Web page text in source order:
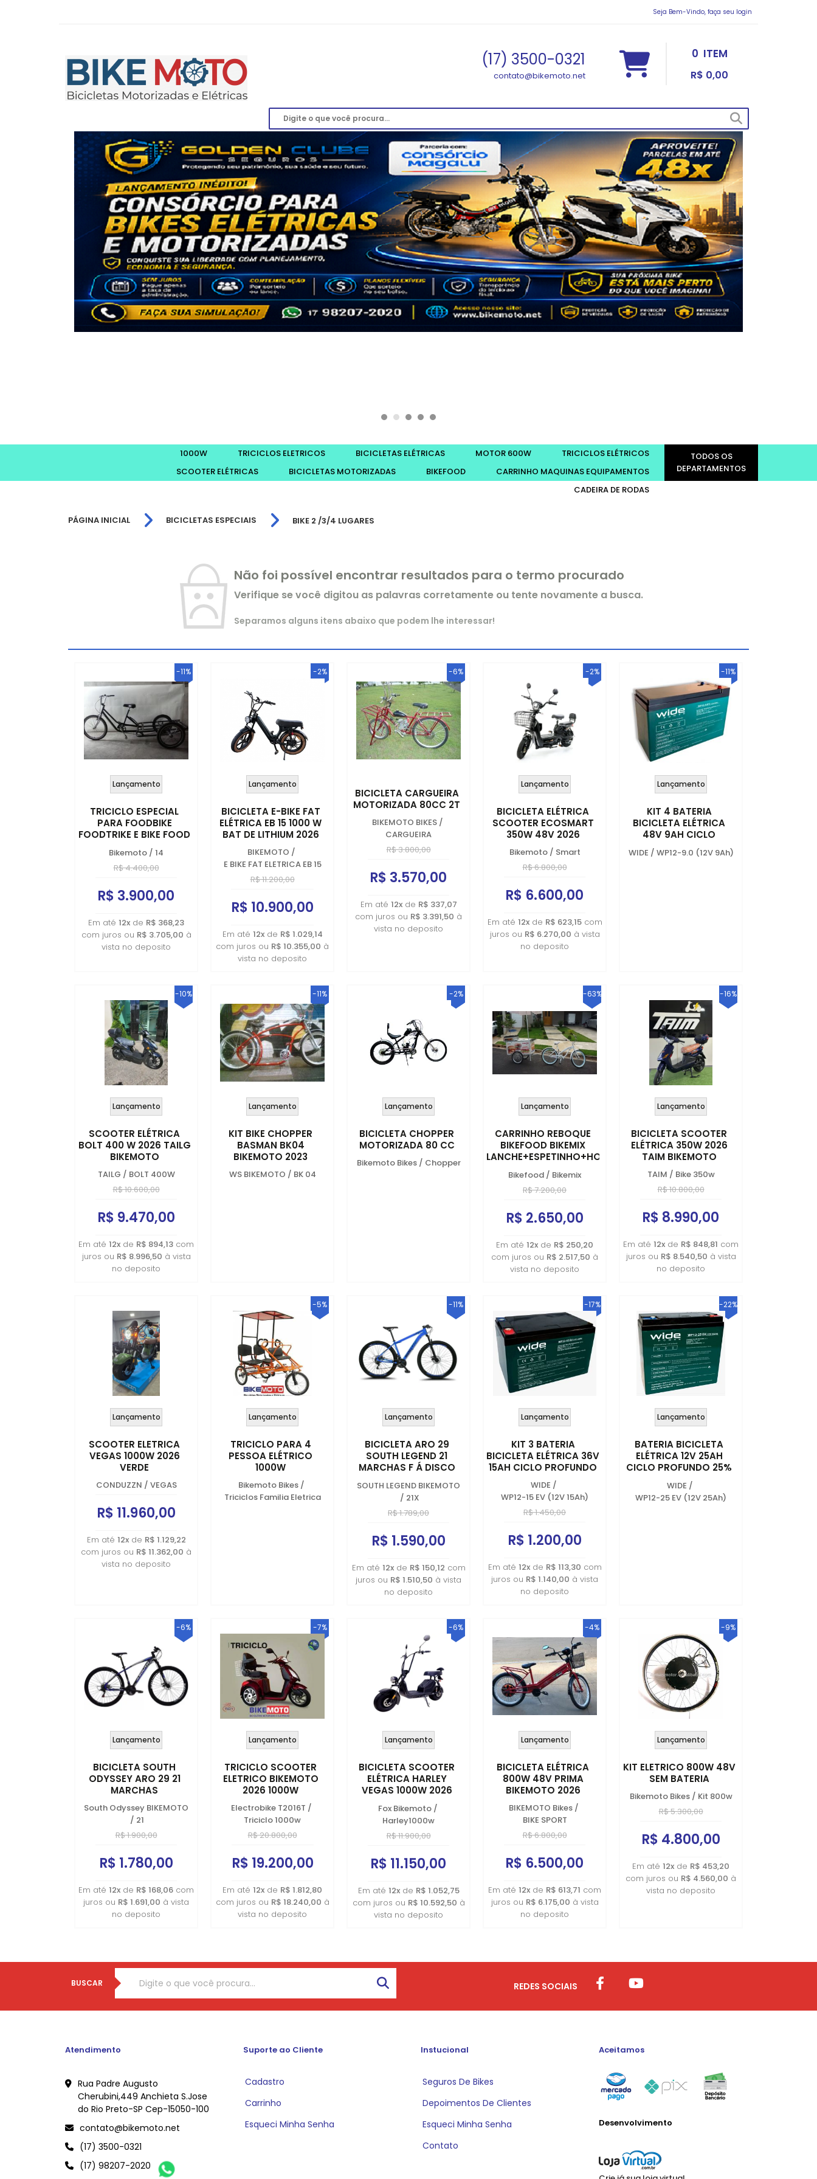
Seja Bem-Vindo, faça seu login
(17) 3500-0321
contato@bikemoto.net
0 ITEM
R$ 0,00
TODOS OS
DEPARTAMENTOS
1000W TRICICLOS ELETRICOS BICICLETAS ELÉTRICAS MOTOR 600W
TRICICLOS ELÉTRICOS
SCOOTER ELÉTRICAS
BICICLETAS MOTORIZADAS BIKEFOOD
CARRINHO MAQUINAS EQUIPAMENTOS
CADEIRA DE RODAS
PÁGINA INICIAL BICICLETAS ESPECIAIS BIKE 2 /3/4 LUGARES
Não foi possível encontrar resultados para o termo procurado
Verifique se você digitou as palavras corretamente ou tente novamente a busca.
Separamos alguns itens abaixo que podem lhe interessar!
-11%
Lançamento
TRICICLO ESPECIAL
PARA FOODBIKE
FOODTRIKE E BIKE FOOD
TRAZEIRA
Bikemoto / 14
R$ 4.400,00
R$ 3.900,00
Em até 12x de R$ 368,23
com juros ou R$ 3.705,00 à
vista no deposito
-2%
Lançamento
BICICLETA E-BIKE FAT
ELÉTRICA EB 15 1000 W
BAT DE LITHIUM 2026
BIKEMOTO /
E BIKE FAT ELETRICA EB 15
R$ 11.200,00
R$ 10.900,00
Em até 12xde R$ 1.029,14
com juros ou R$ 10.355,00 à
vista no deposito
-6%
BICICLETA CARGUEIRA
MOTORIZADA 80CC 2T
BIKEMOTO BIKES /
CARGUEIRA
R$ 3.800,00
R$ 3.570,00
Em até 12xde R$ 337,07
com juros ou R$ 3.391,50 à
vista no deposito
-2%
Lançamento
BICICLETA ELÉTRICA
SCOOTER ECOSMART
350W 48V 2026
Bikemoto / Smart
R$ 6.800,00
R$ 6.600,00
Em até 12xde R$ 623,15com
juros ou R$ 6.270,00 à vista
no deposito
-11%
Lançamento
KIT 4 BATERIA
BICICLETA ELÉTRICA
48V 9AH CICLO
PROFUNDO
WIDE / WP12-9.0 (12V 9Ah)
-10%
Lançamento
SCOOTER ELÉTRICA
BOLT 400 W 2026 TAILG
BIKEMOTO
TAILG / BOLT 400W
R$ 10.600,00
R$ 9.470,00
Em até 12x de R$ 894,13 com
juros ou R$ 8.996,50 à vista
no deposito
-11%
Lançamento
KIT BIKE CHOPPER
BASMAN BK04
BIKEMOTO 2023
WS BIKEMOTO / BK 04
-2%
Lançamento
BICICLETA CHOPPER
MOTORIZADA 80 CC
Bikemoto Bikes / Chopper
-63%
Lançamento
CARRINHO REBOQUE
BIKEFOOD BIKEMIX
LANCHE+ESPETINHO+HOTDOG+FRITURA
2026
Bikefood / Bikemix
R$ 7.200,00
R$ 2.650,00
Em até 12x de R$ 250,20
com juros ou R$ 2.517,50 à
vista no deposito
-16%
Lançamento
BICICLETA SCOOTER
ELÉTRICA 350W 2026
TAIM BIKEMOTO
TAIM / Bike 350w
R$ 10.800,00
R$ 8.990,00
Em até 12x de R$ 848,81 com
juros ou R$ 8.540,50 à vista
no deposito
Lançamento
SCOOTER ELETRICA
VEGAS 1000W 2026
VERDE
CONDUZZN / VEGAS
R$ 11.960,00
Em até 12xde R$ 1.129,22
com juros ou R$ 11.362,00 à
vista no deposito
-5%
Lançamento
TRICICLO PARA 4
PESSOA ELÉTRICO
1000W
Bikemoto Bikes /
Triciclos Familia Eletrica
-11%
Lançamento
BICICLETA ARO 29
SOUTH LEGEND 21
MARCHAS F Á DISCO
SOUTH LEGEND BIKEMOTO
/ 21X
R$ 1.789,00
R$ 1.590,00
Em até 12xde R$ 150,12 com
juros ou R$ 1.510,50 à vista
no deposito
-17%
Lançamento
KIT 3 BATERIA
BICICLETA ELÉTRICA 36V
15AH CICLO PROFUNDO
WIDE /
WP12-15 EV (12V 15Ah)
R$ 1.450,00
R$ 1.200,00
Em até 12xde R$ 113,30 com
juros ou R$ 1.140,00 à vista
no deposito
-22%
Lançamento
BATERIA BICICLETA
ELÉTRICA 12V 25AH
CICLO PROFUNDO 25%
MAIS AUTONOMIA
WIDE /
WP12-25 EV (12V 25Ah)
-6%
Lançamento
BICICLETA SOUTH
ODYSSEY ARO 29 21
MARCHAS
South Odyssey BIKEMOTO
/ 21
R$ 1.900,00
R$ 1.780,00
Em até 12x de R$ 168,06 com
juros ou R$ 1.691,00 à vista
no deposito
-7%
Lançamento
TRICICLO SCOOTER
ELETRICO BIKEMOTO
2026 1000W
Electrobike T2016T /
Triciclo 1000w
R$ 20.800,00
R$ 19.200,00
Em até 12x de R$ 1.812,80
com juros ou R$ 18.240,00 à
vista no deposito
-6%
Lançamento
BICICLETA SCOOTER
ELÉTRICA HARLEY
VEGAS 1000W 2026
Fox Bikemoto /
Harley1000w
R$ 11.900,00
R$ 11.150,00
Em até 12xde R$ 1.052,75
com juros ou R$ 10.592,50 à
vista no deposito
-4%
Lançamento
BICICLETA ELÉTRICA
800W 48V PRIMA
BIKEMOTO 2026
BIKEMOTO Bikes /
BIKE SPORT
R$ 6.800,00
R$ 6.500,00
Em até 12x de R$ 613,71 com
juros ou R$ 6.175,00 à vista
no deposito
-9%
Lançamento
KIT ELETRICO 800W 48V
SEM BATERIA
Bikemoto Bikes / Kit 800w
R$ 5.300,00
R$ 4.800,00
Em até 12x de R$ 453,20
com juros ou R$ 4.560,00 à
vista no deposito
BUSCAR REDES SOCIAIS
Atendimento
Rua Padre Augusto
Cherubini,449 Anchieta S.Jose
do Rio Preto-SP Cep-15050-100
contato@bikemoto.net
(17) 3500-0321
(17) 98207-2020
Suporte ao Cliente
Cadastro
Carrinho
Esqueci Minha Senha
Instucional
Seguros De Bikes
Depoimentos De Clientes
Esqueci Minha Senha
Contato
Aceitamos
Desenvolvimento